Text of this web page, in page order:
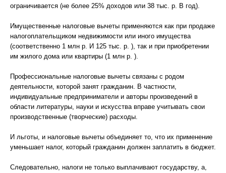
ограничивается (не более 25% доходов или 38 тыс. р. В год).
Имущественные налоговые вычеты применяются как при продаже
налогоплательщиком недвижимости или иного имущества
(соответственно 1 млн р. И 125 тыс. р. ), так и при приобретении
им жилого дома или квартиры (1 млн р. ).
Профессиональные налоговые вычеты связаны с родом
деятельности, которой занят гражданин. В частности,
индивидуальные предприниматели и авторы произведений в
области литературы, науки и искусства вправе учитывать свои
производственные (творческие) расходы.
И льготы, и налоговые вычеты объединяет то, что их применение
уменьшает налог, который гражданин должен заплатить в бюджет.
Следовательно, налоги не только выплачивают государству, а,